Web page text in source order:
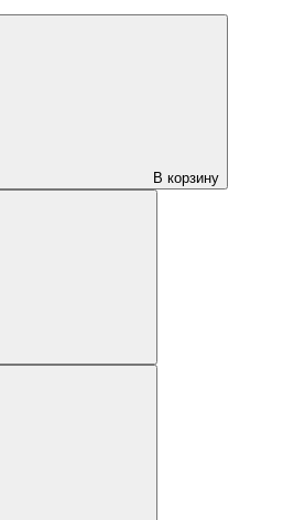
В корзину